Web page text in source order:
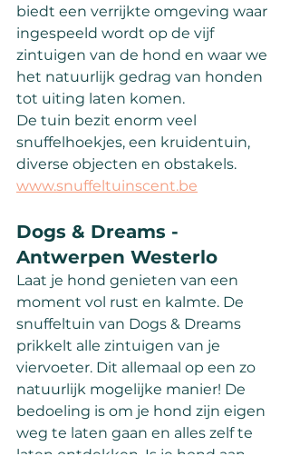
biedt een verrijkte omgeving waar
ingespeeld wordt op de vijf
zintuigen van de hond en waar we
het natuurlijk gedrag van honden
tot uiting laten komen.
De tuin bezit enorm veel
snuffelhoekjes, een kruidentuin,
diverse objecten en obstakels.
www.snuffeltuinscent.be
Dogs & Dreams -
Antwerpen Westerlo
Laat je hond genieten van een
moment vol rust en kalmte. De
snuffeltuin van Dogs & Dreams
prikkelt alle zintuigen van je
viervoeter. Dit allemaal op een zo
natuurlijk mogelijke manier! De
bedoeling is om je hond zijn eigen
weg te laten gaan en alles zelf te
laten ontdekken. Is je hond aan